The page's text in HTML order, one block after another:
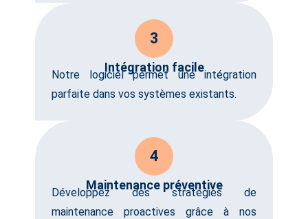
3
Intégration facile
Notre logiciel permet une intégration
parfaite dans vos systèmes existants.
4
Maintenance préventive
Développez des stratégies de
maintenance proactives grâce à nos